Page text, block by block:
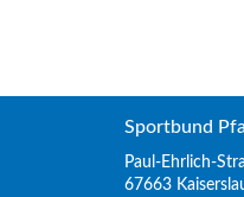
Sportbund
Paul-Ehrlich-
67663